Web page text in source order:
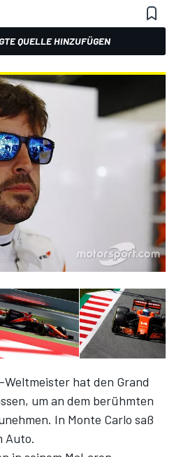
QUELLE HINZUFÜGEN
Weltmeister hat den Grand
um an dem berühmten
In Monte Carlo saß
Auto.